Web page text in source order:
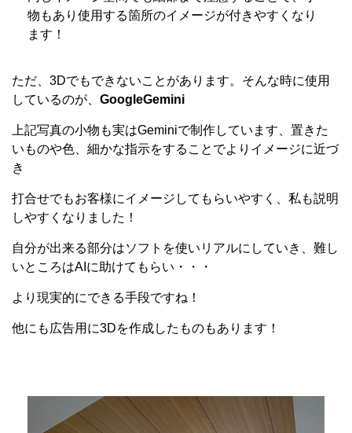
物もあり使用する箇所のイメージが付きやすくなり
ます！
ただ、3Dでもできないことがあります。そんな時に使用
しているのが、 GoogleGemini
上記写真の小物も実はGeminiで制作しています、置きた
いものや色、細かな指示をすることでよりイメージに近づ
き
打合せでもお客様にイメージしてもらいやすく、私も説明
しやすくなりました！
自分が出来る部分はソフトを使いリアルにしていき、難し
いところはAIに助けてもらい・・・
より現実的にできる手段ですね！
他にも広告用に3Dを作成したものもあります！